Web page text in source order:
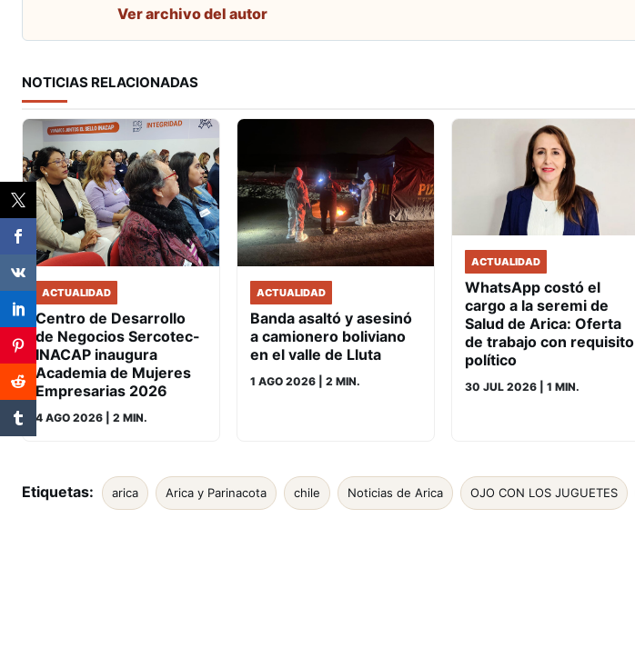
Ver archivo del autor
NOTICIAS RELACIONADAS
ACTUALIDAD
Centro de Desarrollo
de Negocios Sercotec-
INACAP inaugura
Academia de Mujeres
Empresarias 2026
4 AGO 2026 | 2 MIN.
ACTUALIDAD
Banda asaltó y asesinó
a camionero boliviano
en el valle de Lluta
1 AGO 2026 | 2 MIN.
ACTUALIDAD
WhatsApp costó el
cargo a la seremi de
Salud de Arica: Oferta
de trabajo con requisito
político
30 JUL 2026 | 1 MIN.
Etiquetas: arica Arica y Parinacota chile Noticias de Arica OJO CON LOS JUGUETES